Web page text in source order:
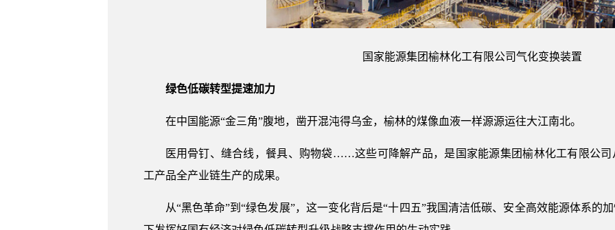
国家能源集团榆林化工有限公司气化变换装置
绿色低碳转型提速加力
在中国能源“金三角”腹地，凿开混沌得乌金，榆林的煤像血液一样源源运往大江南北。
医用骨钉、缝合线，餐具、购物袋……这些可降解产品，是国家能源集团榆林化工有限公
工产品全产业链生产的成果。
从“黑色革命”到“绿色发展”，这一变化背后是“十四五”我国清洁低碳、安全高效能源体系的